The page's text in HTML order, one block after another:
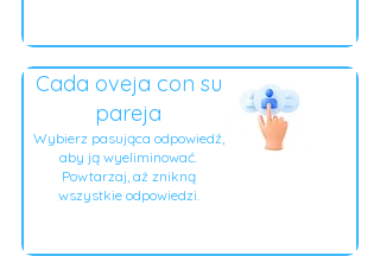
Cada oveja con su
pareja
Wybierz pasująca odpowiedź,
aby ją wyeliminować.
Powtarzaj, aż znikną
wszystkie odpowiedzi.